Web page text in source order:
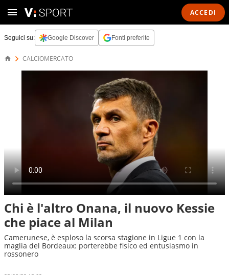
ACCEDI
Seguici su: Google Discover Fonti preferite
CALCIOMERCATO
Chi è l'altro Onana, il nuovo Kessie
che piace al Milan
Camerunese, è esploso la scorsa stagione in Ligue 1 con la
maglia del Bordeaux: porterebbe fisico ed entusiasmo in
rossonero